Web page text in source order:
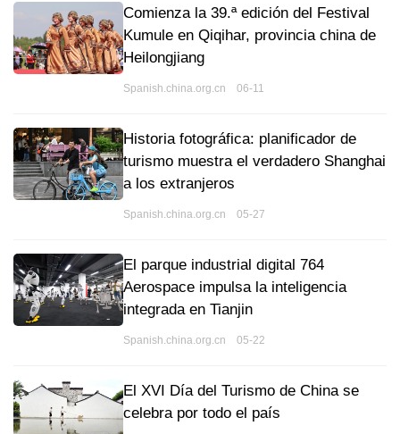
Comienza la 39.ª edición del Festival
Kumule en Qiqihar, provincia china de
Heilongjiang
Spanish.china.org.cn 06-11
Historia fotográfica: planificador de
turismo muestra el verdadero Shanghai
a los extranjeros
Spanish.china.org.cn 05-27
El parque industrial digital 764
Aerospace impulsa la inteligencia
integrada en Tianjin
Spanish.china.org.cn 05-22
El XVI Día del Turismo de China se
celebra por todo el país